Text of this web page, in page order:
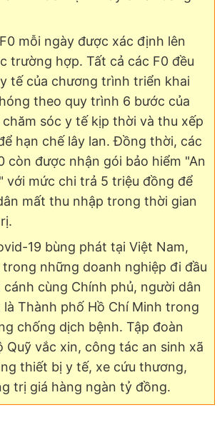
mỗi ngày được xác định lên
trường hợp. Tất cả các F0 đều
tế của chương trình triển khai
theo quy trình 6 bước của
sóc y tế kịp thời và thu xếp
hạn chế lây lan. Đồng thời, các
còn được nhận gói bảo hiểm "An
với mức chi trả 5 triệu đồng để
mất thu nhập trong thời gian
19 bùng phát tại Việt Nam,
những doanh nghiệp đi đầu
cùng Chính phủ, người dân
Thành phố Hồ Chí Minh trong
chống dịch bệnh. Tập đoàn
Quỹ vắc xin, công tác an sinh xã
thiết bị y tế, xe cứu thương,
trị giá hàng ngàn tỷ đồng.